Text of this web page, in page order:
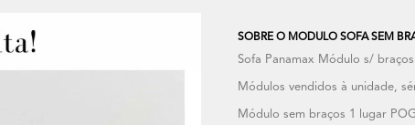
SOBRE O MODULO SOFA SEM
Sofa Panamax Módulo s/ braços.
Módulos vendidos à unidade,
Módulo sem braços 1 lugar